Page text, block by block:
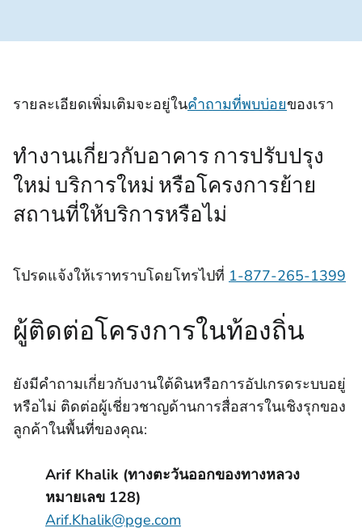
รายละเอียดเพิ่มเติมจะอยู่ในคําถามที่พบบ่อยของเรา
ทํางานเกี่ยวกับอาคาร การปรับปรุง
ใหม่ บริการใหม่ หรือโครงการย้าย
สถานที่ให้บริการหรือไม่
โปรดแจ้งให้เราทราบโดยโทรไปที่ 1-877-265-1399
ผู้ติดต่อโครงการในท้องถิ่น
ยังมีคําถามเกี่ยวกับงานใต้ดินหรือการอัปเกรดระบบอยู่
หรือไม่ ติดต่อผู้เชี่ยวชาญด้านการสื่อสารในเชิงรุกของ
ลูกค้าในพื้นที่ของคุณ:
Arif Khalik (ทางตะวันออกของทางหลวง
หมายเลข 128)
Arif.Khalik@pge.com